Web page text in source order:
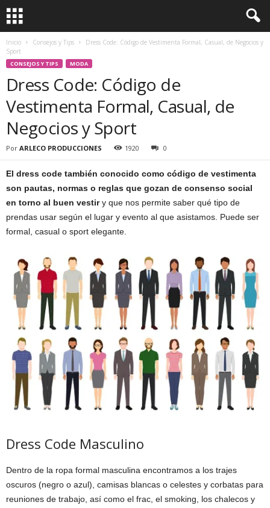
Inicio Consejos y Tips
Dress Code: Código de Vestimenta Formal, Casual, de Negocios y
Sport
CONSEJOS Y TIPS MODA
Dress Code: Código de
Vestimenta Formal, Casual, de
Negocios y Sport
Por ARLECO PRODUCCIONES 1920 0
El dress code también conocido como código de vestimenta
son pautas, normas o reglas que gozan de consenso social
en torno al buen vestiry que nos permite saber qué tipo de
prendas usar según el lugar y evento al que asistamos. Puede ser
formal, casual o sport elegante.
Dress Code Masculino
Dentro de la ropa formal masculina encontramos a los trajes
oscuros (negro o azul), camisas blancas o celestes y corbatas para
reuniones de trabajo, así como el frac, el smoking, los chalecos y